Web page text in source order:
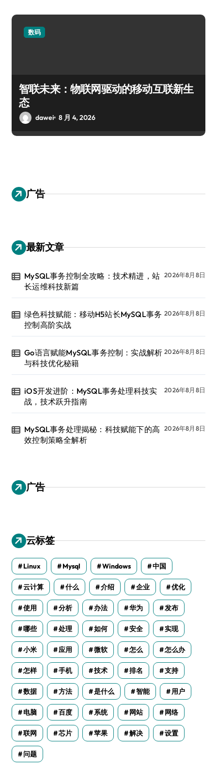
数码
智联未来：物联网驱动的移动互联新生
态
dawei 8 月 4, 2026
广告
最新文章
MySQL事务控制全攻略：技术精进，站
长运维科技新篇
2026年8月8日
绿色科技赋能：移动H5站长MySQL事务
控制高阶实战
2026年8月8日
Go语言赋能MySQL事务控制：实战解析
与科技优化秘籍
2026年8月8日
iOS开发进阶：MySQL事务处理科技实
战，技术跃升指南
2026年8月8日
MySQL事务处理揭秘：科技赋能下的高
效控制策略全解析
2026年8月8日
广告
云标签
Linux Mysql Windows 中国
云计算 什么 介绍 企业 优化
使用 分析 办法 华为 发布
哪些 处理 如何 安全 实现
小米 应用 微软 怎么 怎么办
怎样 手机 技术 排名 支持
数据 方法 是什么 智能 用户
电脑 百度 系统 网站 网络
联网 芯片 苹果 解决 设置
问题